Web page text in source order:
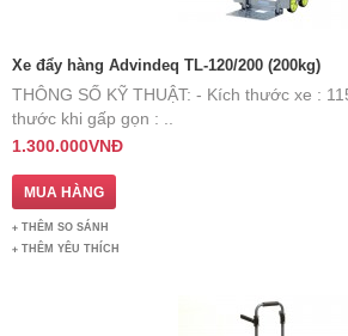
Xe đẩy hàng Advindeq TL-120/200 (200kg)
THÔNG SỐ KỸ THUẬT: ​ - Kích thước xe :
thước khi gấp gọn : ..
1.300.000VNĐ
THÊM SO SÁNH
THÊM YÊU THÍCH